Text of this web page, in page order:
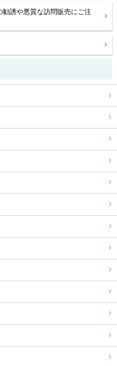
誘や悪質な訪問販売にご注